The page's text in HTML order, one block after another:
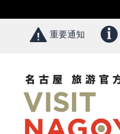
重要通知